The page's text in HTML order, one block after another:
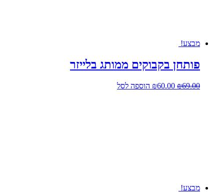
מבצע!
פותחן בקבוקים ממותג בלייזר
₪69.00
המחיר₪60.00
המחיר
הוספה לסל
מבצע!